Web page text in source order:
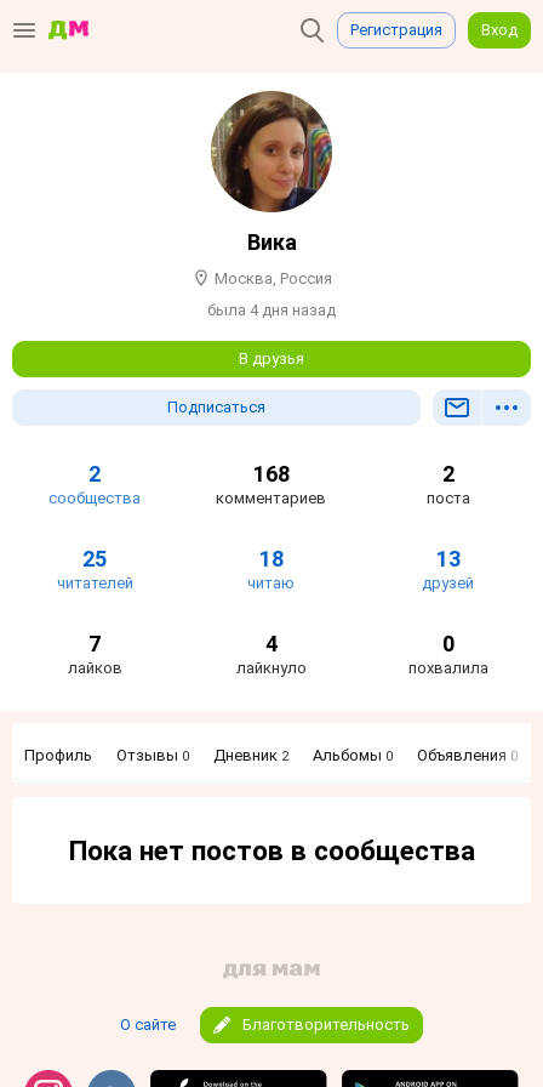
Регистрация Вход
Вика
Москва, Россия
была 4 дня назад
В друзья
Подписаться
2
сообщества
168
комментариев
2
поста
25
читателей
18
читаю
13
друзей
7
лайков
4
лайкнуло
0
похвалила
Профиль Отзывы 0 Дневник 2 Альбомы 0 Объявления 0
Пока нет постов в сообщества
О сайте Благотворительность